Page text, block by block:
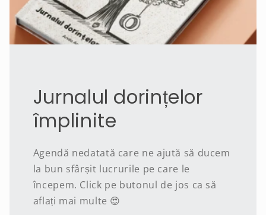
Jurnalul dorințelor
împlinite
Agendă nedatată care ne ajută să ducem
la bun sfârșit lucrurile pe care le
începem. Click pe butonul de jos ca să
aflați mai multe 😍